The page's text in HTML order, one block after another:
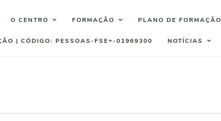
O CENTRO FORMAÇÃO PLANO DE FORMAÇÃO
| CÓDIGO: PESSOAS-FSE+-01969300 NOTÍCIAS